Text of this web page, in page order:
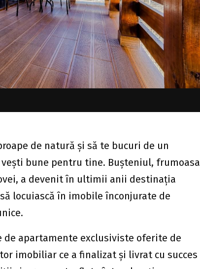
de natură și să te bucuri de un
bune pentru tine. Bușteniul, frumoasa
a devenit în ultimii anii destinația
locuiască în imobile înconjurate de
de apartamente exclusiviste oferite de
imobiliar ce a finalizat și livrat cu succes